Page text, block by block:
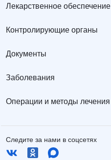
Лекарственное обеспечение
Контролирующие органы
Документы
Заболевания
Операции и методы лечения
Следите за нами в соцсетях